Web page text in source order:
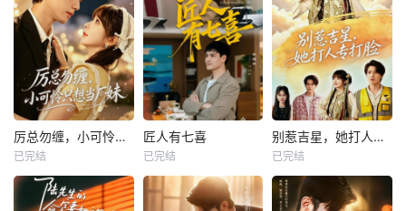
厉总勿缠，小可怜只想当厂妹
已完结
匠人有七喜
已完结
别惹吉星，她打人专打脸
已完结